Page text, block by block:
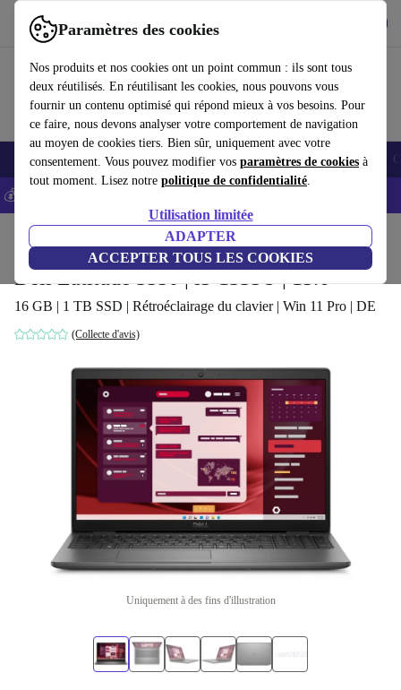
Paramètres des cookies
Nos produits et nos cookies ont un point commun : ils sont tous
deux réutilisés. En réutilisant les cookies, nous pouvons vous
fournir un contenu optimisé qui répond mieux à vos besoins. Pour
ce faire, nous devons analyser votre comportement de navigation
au moyen de cookies tiers. Bien sûr, uniquement avec votre
consentement. Vous pouvez modifier vos paramètres de cookies à
tout moment. Lisez notre politique de confidentialité.
Utilisation limitée
ADAPTER
ACCEPTER TOUS LES COOKIES
Utilisez refurbed rapidement et facilement
Smartphones Laptops Tablettes Montres connectées Accessoires
💰-5% EXTRA sur les iPhones – Code: IPHONEDEAL -
Ordinateurs portables Ordinateurs portables Dell
Dell Latitude 3550 | i5-1335U | 15.6"
16 GB | 1 TB SSD | Rétroéclairage du clavier | Win 11 Pro | DE
(Collecte d'avis)
Uniquement à des fins d'illustration